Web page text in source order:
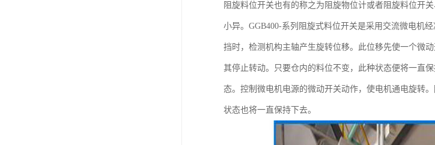
阻旋料位开关也有的称之为阻旋物位计或者阻旋料位开
小异。GGB400-系列阻旋式料位开关是采用交流微电机
挡时，检测机构主轴产生旋转位移。此位移先使一个微
其停止转动。只要仓内的料位不变，此种状态便将一直
态。控制微电机电源的微动开关动作，使电机通电旋转
状态也将一直保持下去。